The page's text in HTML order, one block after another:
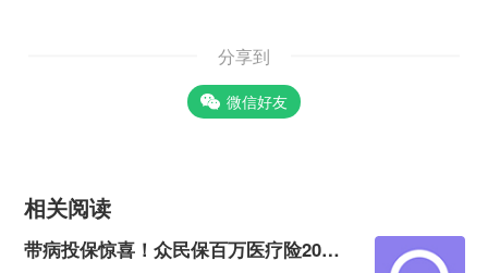
分享到
微信好友
相关阅读
带病投保惊喜！众民保百万医疗险2026五大亮点